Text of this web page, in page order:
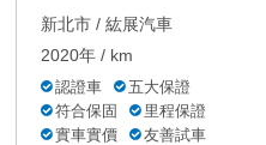
新北市 / 紘展汽車
2020年 / km
認證車
五大保證
符合保固
里程保證
實車實價
友善試車